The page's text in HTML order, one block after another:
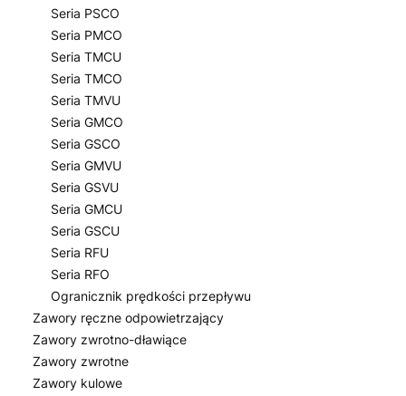
Seria PSCO
Seria PMCO
Seria TMCU
Seria TMCO
Seria TMVU
Seria GMCO
Seria GSCO
Seria GMVU
Seria GSVU
Seria GMCU
Seria GSCU
Seria RFU
Seria RFO
Ogranicznik prędkości przepływu
Zawory ręczne odpowietrzający
Zawory zwrotno-dławiące
Zawory zwrotne
Zawory kulowe